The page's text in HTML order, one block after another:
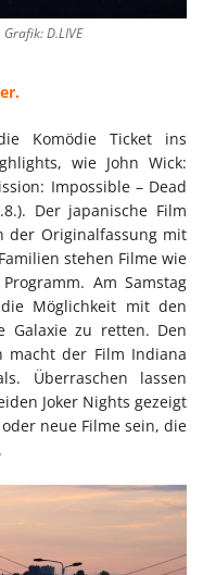
D.LIVE
Komödie Ticket ins
wie John Wick:
Impossible – Dead
Der japanische Film
der Originalfassung mit
stehen Filme wie
Am Samstag
Möglichkeit mit den
Galaxie zu retten. Den
macht der Film Indiana
Überraschen lassen
Joker Nights gezeigt
neue Filme sein, die